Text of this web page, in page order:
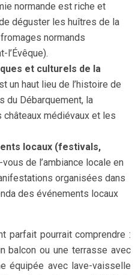
normande est riche et
déguster les huîtres de la
normands
l’Évêque).
et culturels de la
un haut lieu de l’histoire de
du Débarquement, la
médiévaux et les
locaux (festivals,
de l’ambiance locale en
organisées dans
des événements locaux
parfait pourrait comprendre :
balcon ou une terrasse avec
équipée avec lave-vaisselle